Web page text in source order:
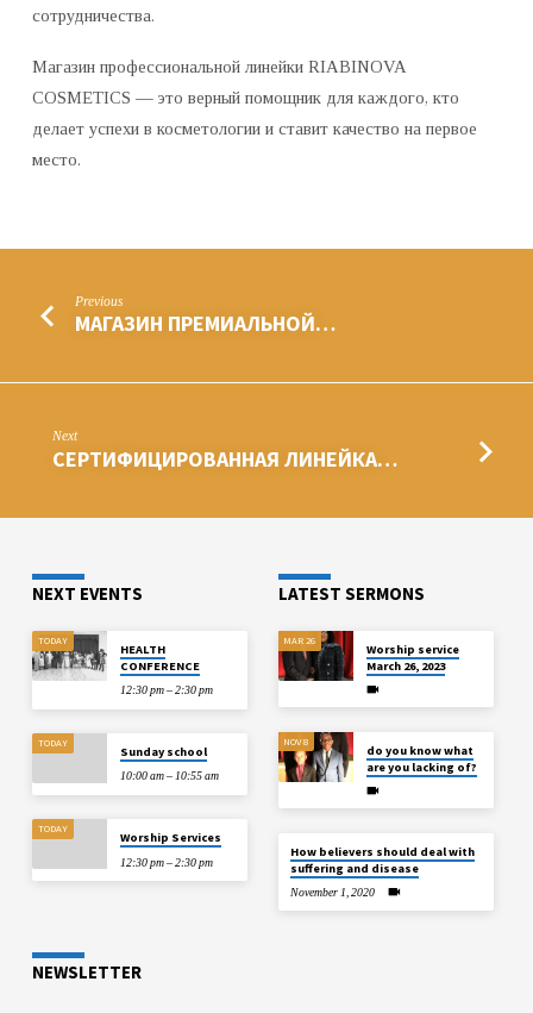
сотрудничества.
Магазин профессиональной линейки RIABINOVA
COSMETICS — это верный помощник для каждого, кто
делает успехи в косметологии и ставит качество на первое
место.
Previous
МАГАЗИН ПРЕМИАЛЬНОЙ…
Next
СЕРТИФИЦИРОВАННАЯ ЛИНЕЙКА…
NEXT EVENTS
TODAY
HEALTH
CONFERENCE
12:30 pm – 2:30 pm
TODAY
Sunday school
10:00 am – 10:55 am
TODAY
Worship Services
12:30 pm – 2:30 pm
LATEST SERMONS
MAR 26
Worship service
March 26, 2023
NOV 8
do you know what
are you lacking of?
How believers should deal with
suffering and disease
November 1, 2020
NEWSLETTER